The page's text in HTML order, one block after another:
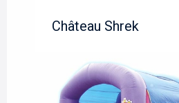
Château Shrek